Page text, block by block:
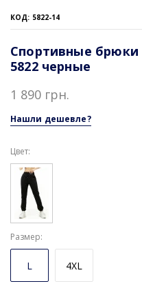
КОД: 5822-14
Спортивные брюки
5822 черные
1 890 грн.
Нашли дешевле?
Цвет:
Размер
L 4XL